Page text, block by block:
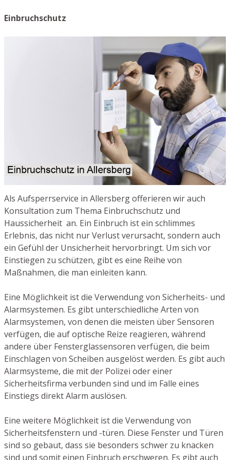
Einbruchschutz
Als Aufsperrservice in Allersberg offerieren wir auch
Konsultation zum Thema Einbruchschutz und
Haussicherheit an. Ein Einbruch ist ein schlimmes
Erlebnis, das nicht nur Verlust verursacht, sondern auch
ein Gefühl der Unsicherheit hervorbringt. Um sich vor
Einstiegen zu schützen, gibt es eine Reihe von
Maßnahmen, die man einleiten kann.
Eine Möglichkeit ist die Verwendung von Sicherheits- und
Alarmsystemen. Es gibt unterschiedliche Arten von
Alarmsystemen, von denen die meisten über Sensoren
verfügen, die auf optische Reize reagieren, während
andere über Fensterglassensoren verfügen, die beim
Einschlagen von Scheiben ausgelöst werden. Es gibt auch
Alarmsysteme, die mit der Polizei oder einer
Sicherheitsfirma verbunden sind und im Falle eines
Einstiegs direkt Alarm auslösen.
Eine weitere Möglichkeit ist die Verwendung von
Sicherheitsfenstern und -türen. Diese Fenster und Türen
sind so gebaut, dass sie besonders schwer zu knacken
sind und somit einen Einbruch erschweren. Es gibt auch